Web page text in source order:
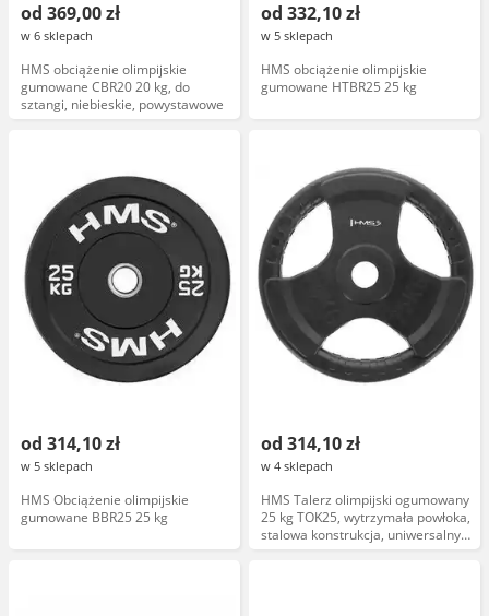
od 369,00 zł
w 6 sklepach
HMS obciążenie olimpijskie
gumowane CBR20 20 kg, do
sztangi, niebieskie, powystawowe
od 332,10 zł
w 5 sklepach
HMS obciążenie olimpijskie
gumowane HTBR25 25 kg
od 314,10 zł
w 5 sklepach
HMS Obciążenie olimpijskie
gumowane BBR25 25 kg
od 314,10 zł
w 4 sklepach
HMS Talerz olimpijski ogumowany
25 kg TOK25, wytrzymała powłoka,
stalowa konstrukcja, uniwersalny
rozmiar, do sztangi olimpijskiej